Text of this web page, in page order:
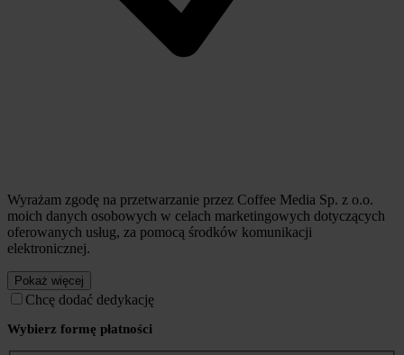
Wyrażam zgodę na przetwarzanie przez Coffee Media Sp. z o.o.
moich danych osobowych w celach marketingowych dotyczących
oferowanych usług, za pomocą środków komunikacji
elektronicznej.
Pokaż więcej
Chcę dodać dedykację
Wybierz formę płatności